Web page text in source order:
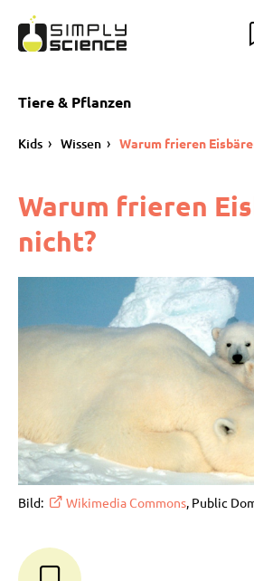
Tiere & Pflanzen
Kids Wissen Warum frieren
Warum frieren
nicht?
Bild: Wikimedia Commons , Public